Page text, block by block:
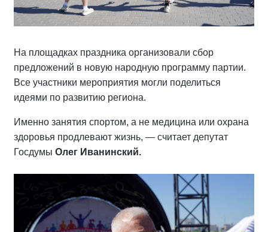
На площадках праздника организовали сбор
предложений в новую народную программу партии.
Все участники мероприятия могли поделиться
идеями по развитию региона.
Именно занятия спортом, а не медицина или охрана
здоровья продлевают жизнь, — считает депутат
Госдумы Олег Иванинский.